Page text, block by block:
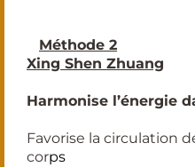
Méthode 2
Xing Shen Zhuang
Harmonise l’énergie
Favorise la circulation
corps